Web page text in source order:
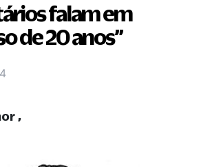
falam em
de 20 anos”